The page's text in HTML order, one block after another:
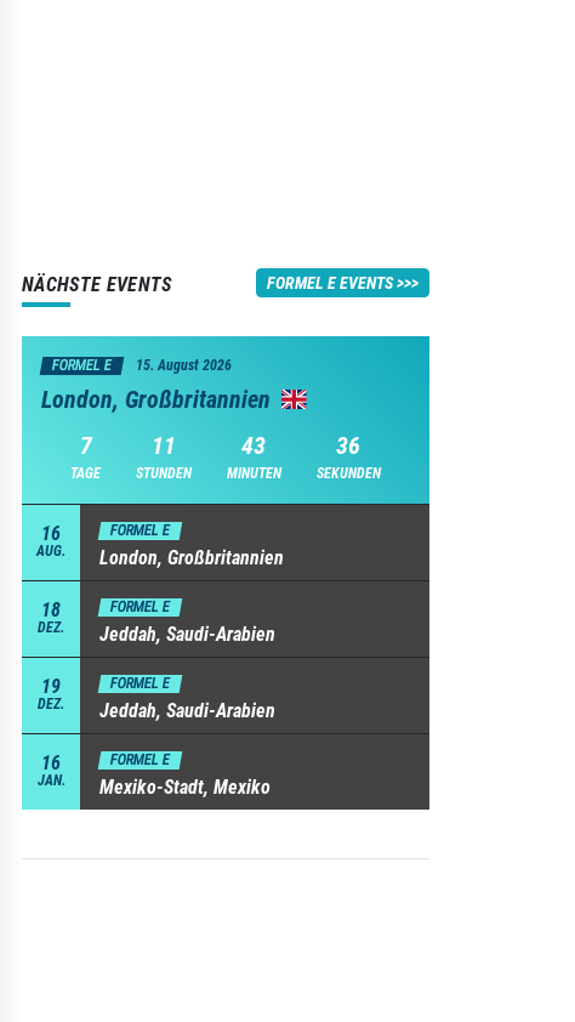
NÄCHSTE EVENTS FORMEL E EVENTS
FORMEL E 15. August 2026
London, Großbritannien
7
TAGE
11
STUNDEN
43
MINUTEN
35
SEKUNDEN
16
AUG.
FORMEL E
London, Großbritannien
18
DEZ.
FORMEL E
Jeddah, Saudi-Arabien
19
DEZ.
FORMEL E
Jeddah, Saudi-Arabien
16
JAN.
FORMEL E
Mexiko-Stadt, Mexiko